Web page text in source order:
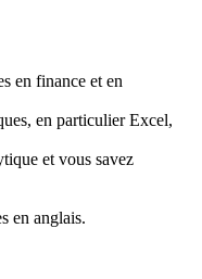
en finance et en
en particulier Excel,
et vous savez
en anglais.